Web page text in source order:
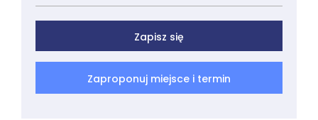
Zapisz się
Zaproponuj miejsce i termin